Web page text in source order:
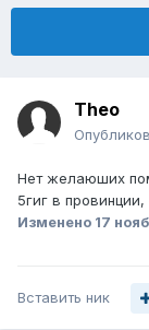
Theo
Нет желаюших
5гиг в
Изменено 17
Вставить ник